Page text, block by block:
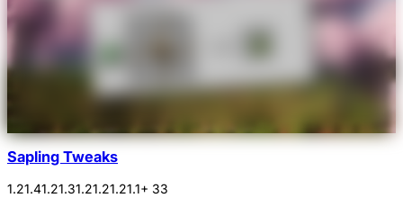
Sapling Tweaks
1.21.41.21.31.21.21.21.1+ 33